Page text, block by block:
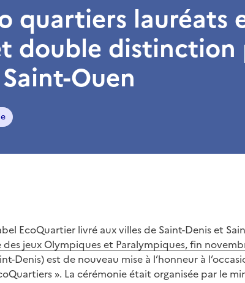
quartiers lauréats
double distinction
Ouen
EcoQuartier livré aux villes de Saint-Denis et
des jeux Olympiques et Paralympiques, fin
Denis) est de nouveau mise à l’honneur à
». La cérémonie était organisée par le